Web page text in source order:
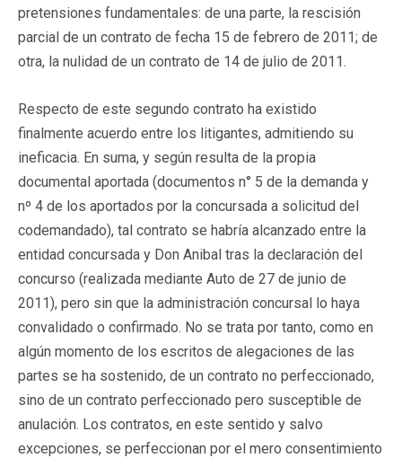
pretensiones fundamentales: de una parte, la rescisión
parcial de un contrato de fecha 15 de febrero de 2011; de
otra, la nulidad de un contrato de 14 de julio de 2011.
Respecto de este segundo contrato ha existido
finalmente acuerdo entre los litigantes, admitiendo su
ineficacia. En suma, y según resulta de la propia
documental aportada (documentos n° 5 de la demanda y
nº 4 de los aportados por la concursada a solicitud del
codemandado), tal contrato se habría alcanzado entre la
entidad concursada y Don Anibal tras la declaración del
concurso (realizada mediante Auto de 27 de junio de
2011), pero sin que la administración concursal lo haya
convalidado o confirmado. No se trata por tanto, como en
algún momento de los escritos de alegaciones de las
partes se ha sostenido, de un contrato no perfeccionado,
sino de un contrato perfeccionado pero susceptible de
anulación. Los contratos, en este sentido y salvo
excepciones, se perfeccionan por el mero consentimiento